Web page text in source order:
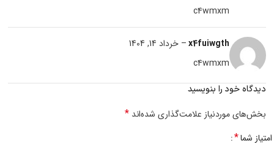
c4wmxm
x4fuiwgth
– خرداد 14, 1404
c4wmxm
دیدگاه خود را بنویسید
بخش‌های موردنیاز علامت‌گذاری شده‌اند*
امتیاز شما*